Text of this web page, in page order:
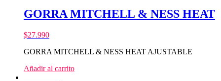
GORRA MITCHELL & NESS HEAT
$27.990
GORRA MITCHELL & NESS HEAT AJUSTABLE
Añadir al carrito